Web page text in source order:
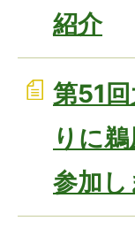
紹介
第51
りに
参加し